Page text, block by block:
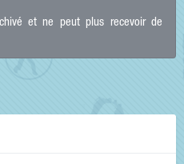
et ne peut plus recevoir de